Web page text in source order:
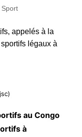
Sport
au Congo
à